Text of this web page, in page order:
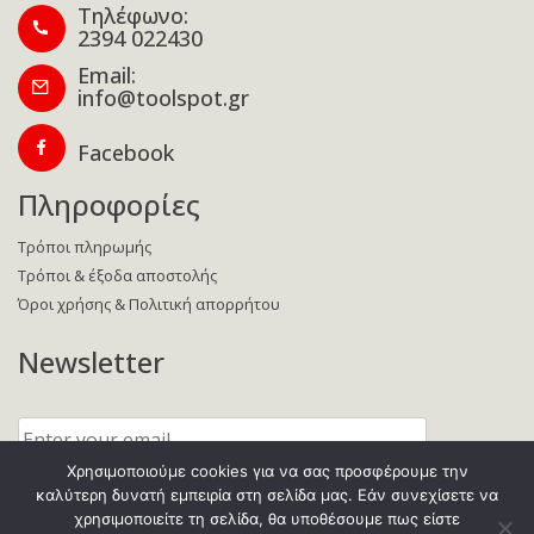
Τηλέφωνο:
2394 022430
Email:
info@toolspot.gr
Facebook
Πληροφορίες
Τρόποι πληρωμής
Τρόποι & έξοδα αποστολής
Όροι χρήσης & Πολιτική απορρήτου
Newsletter
your
email:Χρησιμοποιούμε cookies για να σας προσφέρουμε την
καλύτερη δυνατή εμπειρία στη σελίδα μας. Εάν συνεχίσετε να
χρησιμοποιείτε τη σελίδα, θα υποθέσουμε πως είστε